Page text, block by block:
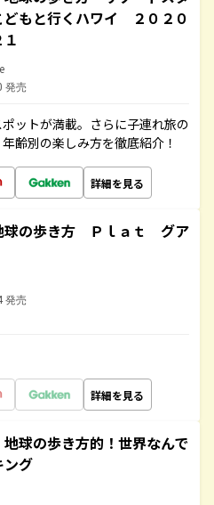
もと行くハワイ ２０２０
発売
ットが満載。さらに子連れ旅の
齢別の楽しみ方を徹底紹介！
詳細を見る
の歩き方 Ｐｌａｔ グア
発売
詳細を見る
球の歩き方的！世界なんで
ング